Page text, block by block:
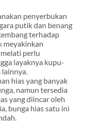
penyerbukan
putik dan benang
terhadap
meyakinkan
perlu
layaknya kupu-
lainnya.
hias yang banyak
namun tersedia
yang diincar oleh
bunga hias satu ini